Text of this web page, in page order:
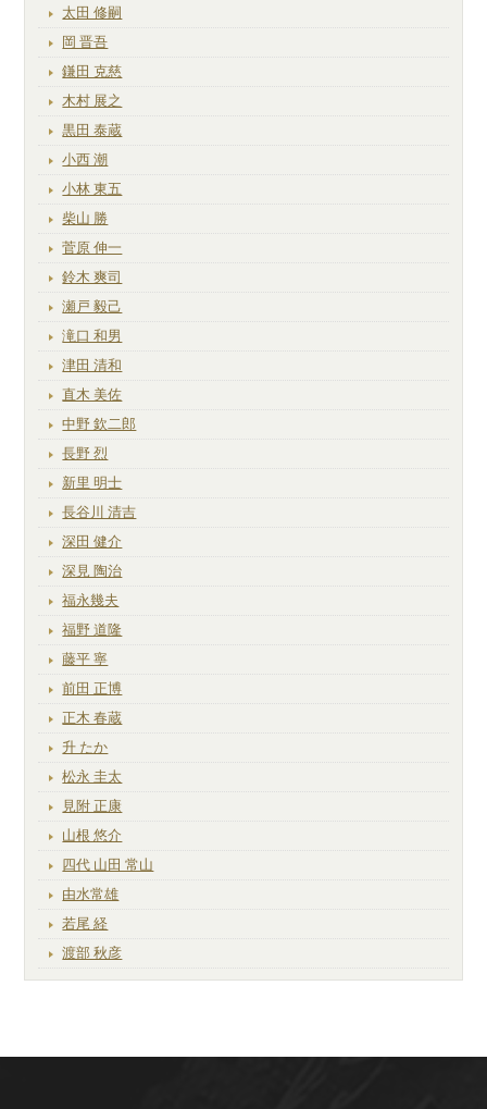
太田 修嗣
岡 晋吾
鎌田 克慈
木村 展之
黒田 泰蔵
小西 潮
小林 東五
柴山 勝
菅原 伸一
鈴木 爽司
瀬戸 毅己
滝口 和男
津田 清和
直木 美佐
中野 欽二郎
長野 烈
新里 明士
長谷川 清吉
深田 健介
深見 陶治
福永幾夫
福野 道隆
藤平 寧
前田 正博
正木 春蔵
升 たか
松永 圭太
見附 正康
山根 悠介
四代 山田 常山
由水常雄
若尾 経
渡部 秋彦